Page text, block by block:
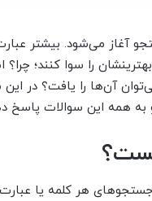
آغاز می‌شود. بیشتر
را سوا کنند؛
آن‌ها را یافت؟ در
همه این سوالات پاسخ
هر کلمه یا